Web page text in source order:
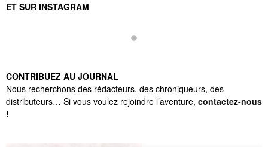
ET SUR INSTAGRAM
CONTRIBUEZ AU JOURNAL
Nous recherchons des rédacteurs, des chroniqueurs, des
distributeurs… Si vous voulez rejoindre l’aventure, contactez-nous
!